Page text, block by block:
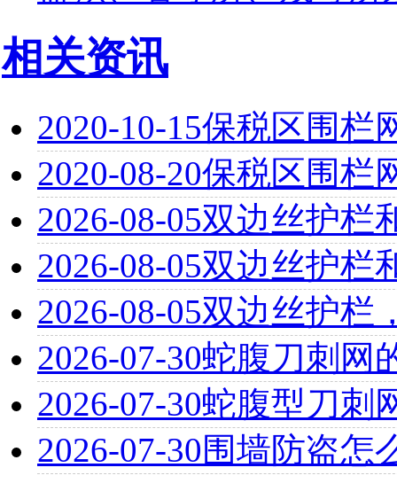
相关资讯
2020-10-15保税区围栏
2020-08-20保税区围栏
2026-08-05双边丝护栏
2026-08-05双边丝护栏
2026-08-05双边丝护栏
2026-07-30蛇腹刀刺网
2026-07-30蛇腹型刀刺
2026-07-30围墙防盗怎